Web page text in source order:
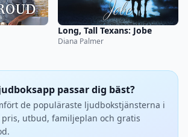
Long, Tall Texans: Jobe
Diana Palmer
passar dig bäst?
de populäraste ljudbokstjänsterna i
pris, utbud, familjeplan och gratis